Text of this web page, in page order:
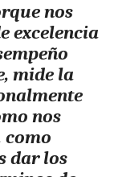
nos
excelencia
mide la
nos
como
dar los